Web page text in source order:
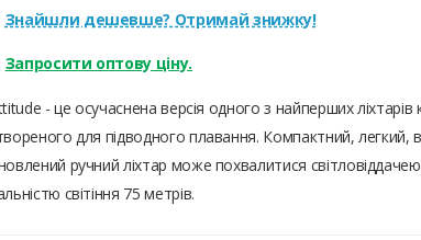
Знайшли дешевше? Отримай знижку!
Запросити оптову ціну.
- це осучаснена версія одного з найперших ліхтарів
для підводного плавання. Компактний, легкий,
ручний ліхтар може похвалитися
світіння 75 метрів.